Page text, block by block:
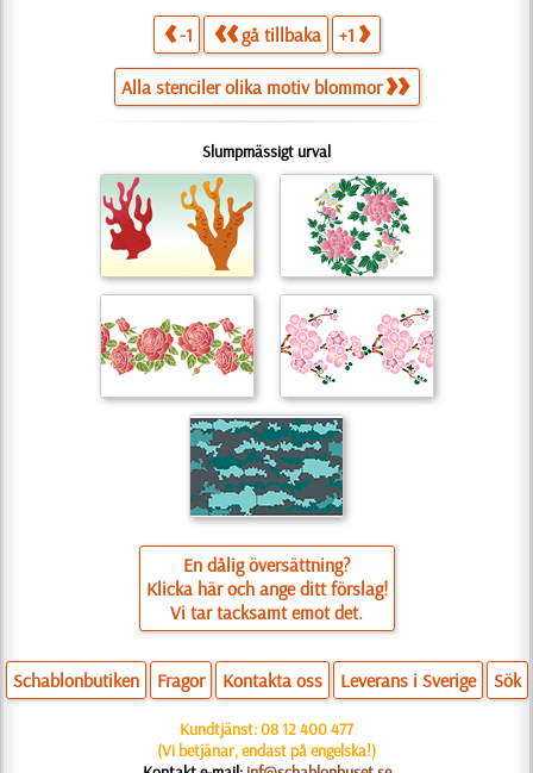
-1 gå tillbaka +1
Alla stenciler olika motiv blommor
Slumpmässigt urval
En dålig översättning?
Klicka här och ange ditt förslag!
Vi tar tacksamt emot det.
Schablonbutiken Fragor Kontakta oss Leverans i Sverige Sök
Kundtjänst:08 12 400 477
(Vi betjänar, endast på engelska!)